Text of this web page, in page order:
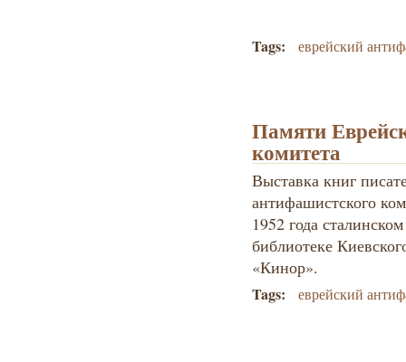
Tags: еврейский
Памяти
комитета
Выставка книг
антифашистского
1952 года
библиотеке
«Кинор».
Tags: еврейский